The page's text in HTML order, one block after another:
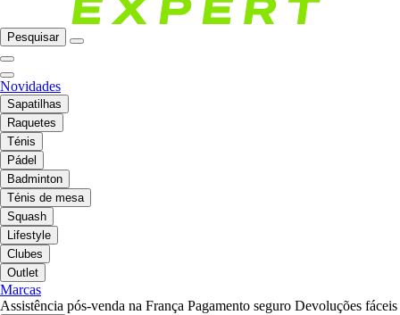
Pesquisar
Novidades
Sapatilhas
Raquetes
Ténis
Pádel
Badminton
Ténis de mesa
Squash
Lifestyle
Clubes
Outlet
Marcas
Assistência pós-venda na França Pagamento seguro Devoluções fáceis